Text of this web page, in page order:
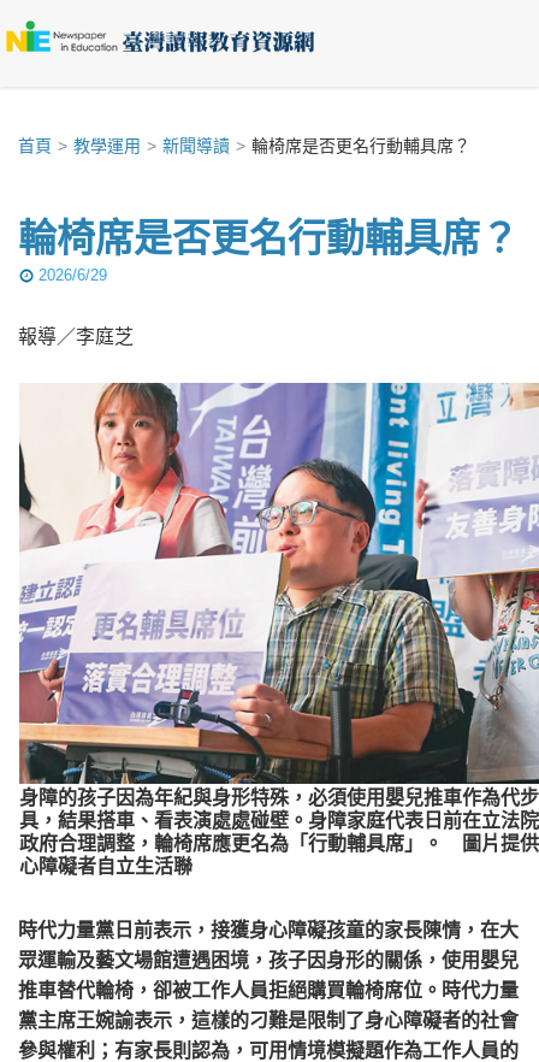
首頁 教學運用 新聞導讀 輪椅席是否更名行動輔具席？
輪椅席是否更名行動輔具席？
2026/6/29
報導／李庭芝
身障的孩子因為年紀與身形特殊，必須使用嬰兒推車作為代
具，結果搭車、看表演處處碰壁。身障家庭代表日前在立法
政府合理調整，輪椅席應更名為「行動輔具席」。 圖片提
心障礙者自立生活聯
時代力量黨日前表示，接獲身心障礙孩童的家長陳情，在大
眾運輸及藝文場館遭遇困境，孩子因身形的關係，使用嬰兒
推車替代輪椅，卻被工作人員拒絕購買輪椅席位。時代力量
黨主席王婉諭表示，這樣的刁難是限制了身心障礙者的社會
參與權利；有家長則認為，可用情境模擬題作為工作人員的